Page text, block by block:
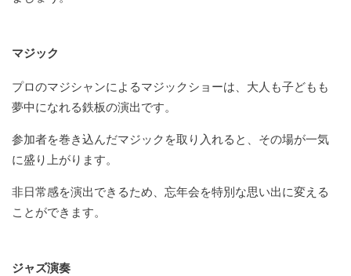
マジック
プロのマジシャンによるマジックショーは、大人も子どもも
夢中になれる鉄板の演出です。
参加者を巻き込んだマジックを取り入れると、その場が一気
に盛り上がります。
非日常感を演出できるため、忘年会を特別な思い出に変える
ことができます。
ジャズ演奏